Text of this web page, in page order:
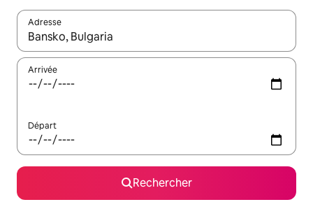
Adresse
Lorsque les résultats s'affichent, utilisez les flèches vers le
Arrivée
Départ
Rechercher